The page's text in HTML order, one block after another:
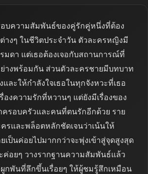
อบความสัมพันธ์ของคู่รักคู่หนึ่งที่ต้อง
างๆ ในชีวิตประจำวัน ตัวละครหญิงมี
มดา แต่เธอต้องเจอกับสถานการณ์ที่
างพร้อมกัน ส่วนตัวละครชายมีบทบาท
ละให้กำลังใจเธอในทุกจังหวะที่เธอ
องความรักที่หวานๆ แต่ยังมีเรื่องของ
ครอบครัวและคนที่ตนรักอีกด้วย ราย
รและพล็อตหลักชัดเจนว่าเน้นให้
เป็นค่อยไปมากกว่าจะพุ่งเข้าสู่จุดสูงสุด
ค่อยๆ วางรากฐานความสัมพันธ์แล้ว
กพันที่ลึกขึ้นเรื่อยๆ ให้ผู้ชมรู้สึกเหมือน